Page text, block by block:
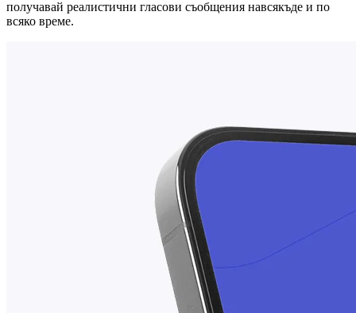
получавай реалистични гласови съобщения навсякъде и по
всяко време.